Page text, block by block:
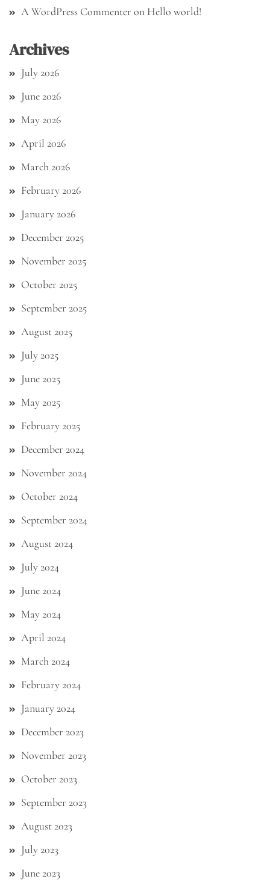
A WordPress Commenter on Hello world!
Archives
July 2026
June 2026
May 2026
April 2026
March 2026
February 2026
January 2026
December 2025
November 2025
October 2025
September 2025
August 2025
July 2025
June 2025
May 2025
February 2025
December 2024
November 2024
October 2024
September 2024
August 2024
July 2024
June 2024
May 2024
April 2024
March 2024
February 2024
January 2024
December 2023
November 2023
October 2023
September 2023
August 2023
July 2023
June 2023